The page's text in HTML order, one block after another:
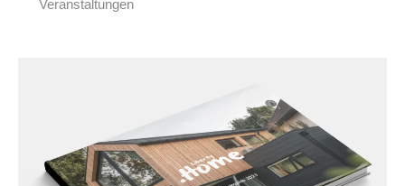
Veranstaltungen